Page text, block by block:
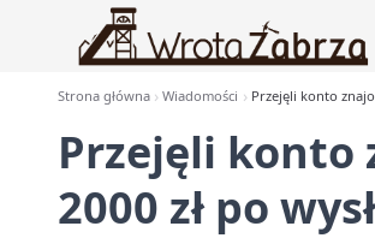
Strona główna Wiadomości Przejęli konto
Przejęli konto
2000 zł po